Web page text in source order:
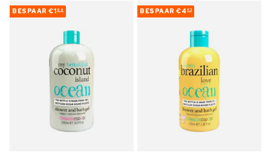
BESPAAR €1 96 BESPAAR €4 83